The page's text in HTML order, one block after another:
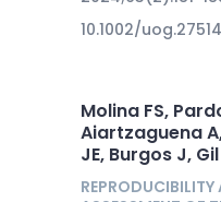
10.1002/
Molina FS,
Aiartzaguena
JE, Burgos J,